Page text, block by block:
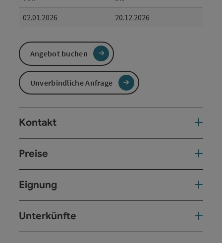
02.01.2026
20.12.2026
Angebot buchen
Unverbindliche Anfrage
Kontakt
Preise
Eignung
Unterkünfte